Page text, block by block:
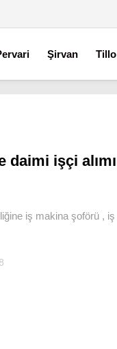
Şirvan Tillo
daimi işçi alımı
iş makina şoförü , iş